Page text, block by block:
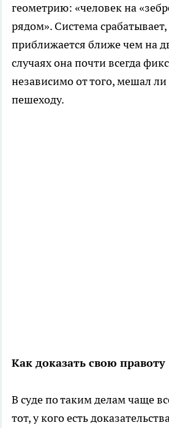
геометрию: «человек на
рядом». Система
приближается ближе чем на
случаях она почти всегда
независимо от того, мешал ли
пешеходу.
Как доказать свою правоту
В суде по таким делам чаще
тот, у кого есть